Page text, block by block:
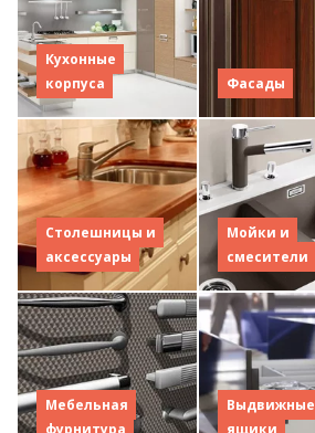
Кухонные
корпуса
Фасады
Столешницы и
аксессуары
Мойки и
смесители
Мебельная
фурнитура
Выдвижные
ящики